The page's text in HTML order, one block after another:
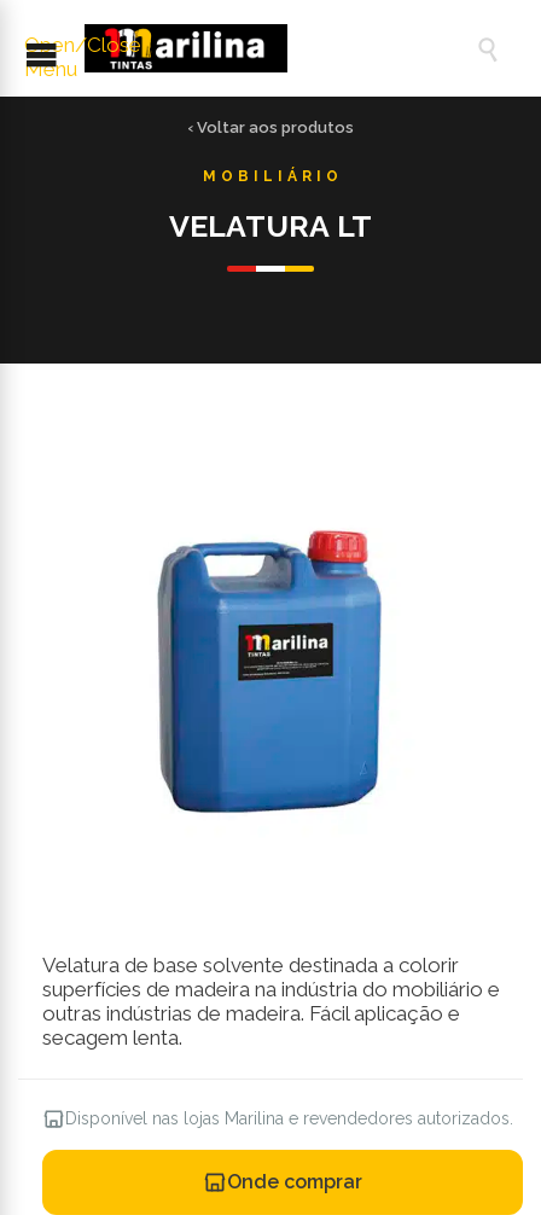
Open/Close
Menu

‹ Voltar aos produtos
VELATURA LT
Velatura de base solvente destinada a colorir
superfícies de madeira na indústria do mobiliário e
outras indústrias de madeira. Fácil aplicação e
secagem lenta.
Disponível nas lojas Marilina e revendedores autorizados.
Onde comprar